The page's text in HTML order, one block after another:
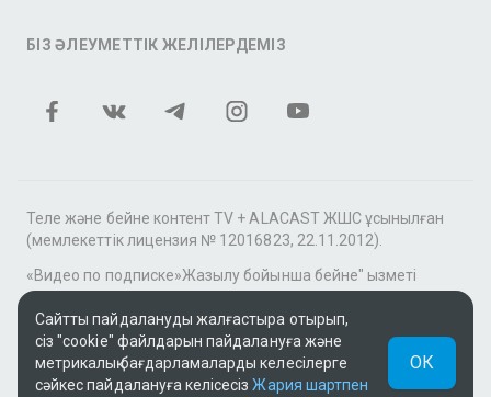
БІЗ ӘЛЕУМЕТТІК ЖЕЛІЛЕРДЕМІЗ
Теле және бейне контент TV + ALACAST ЖШС ұсынылған
(мемлекеттік лицензия № 12016823, 22.11.2012).
«Видео по подписке»Жазылу бойынша бейне" қызметі
аясында tv+» фильмдер мен сериалдар топтамасы үшін
контентті MEGOGO онлайн-кинотеатры ұсынады.
Қолдау: tvplus@telecom.kz
UUID: 83a0c6c9-b4b5-4f9f-a466-fe6e1354472b
Сайтты пайдалануды жалғастыра отырып,
сіз "cookie" файлдарын пайдалануға және
метрикалық бағдарламаларды келесілерге
сәйкес пайдалануға келісесізЖария шартпен
ОК